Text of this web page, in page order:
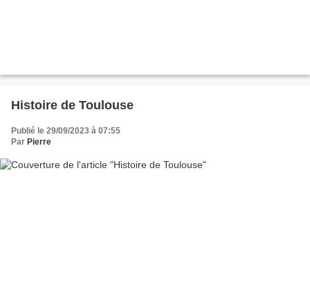
Histoire de Toulouse
Publié le 29/09/2023 à 07:55
Par Pierre